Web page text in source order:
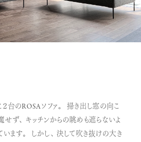
台のROSAソファ。 掃き出し窓の向こ
せず、キッチンからの眺めも遮らないよ
います。 しかし、決して吹き抜けの大き